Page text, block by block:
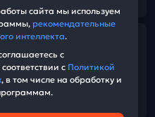
варианта №6 от
ПО ФИЗИКЕ 2026 с Виталичем
декабря 2024 г., 14:00
сайта мы используем
рекомендательные
интеллекта.
с
с Политикой
, в том числе на обработку и